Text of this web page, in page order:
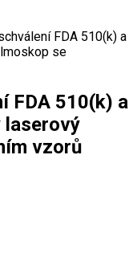
FDA 510(k) a
se
FDA 510(k) a
laserový
vzorů